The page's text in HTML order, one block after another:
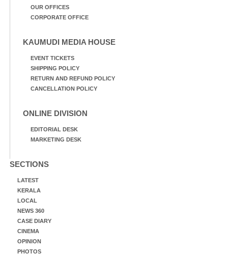
OUR OFFICES
CORPORATE OFFICE
KAUMUDI MEDIA HOUSE
EVENT TICKETS
SHIPPING POLICY
RETURN AND REFUND POLICY
CANCELLATION POLICY
ONLINE DIVISION
EDITORIAL DESK
MARKETING DESK
SECTIONS
LATEST
KERALA
LOCAL
NEWS 360
CASE DIARY
CINEMA
OPINION
PHOTOS